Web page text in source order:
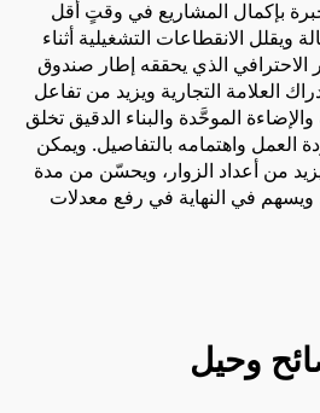
بإكمال المشاريع في وقتٍ أقل
ويقلل الانقطاعات التشغيلية أثناء
الاحترافي الذي يحققه إطار صندوق
العلامة التجارية ويزيد من تفاعل
الموحَّدة والبناء الدقيق تخلق
واهتمامه بالتفاصيل. ويمكن
من أعداد الزوار، ويحسّن من مدة
ويسهم في النهاية في رفع معدلات
وحيل